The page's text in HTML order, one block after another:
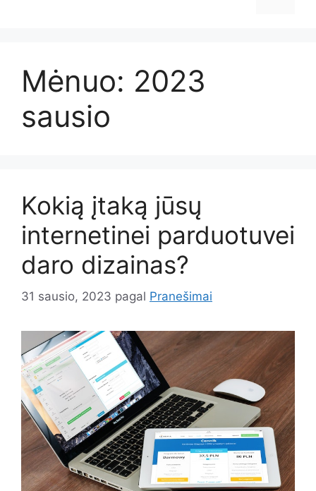
Mėnuo: 2023
sausio
Kokią įtaką jūsų
internetinei parduotuvei
daro dizainas?
31 sausio, 2023 pagal Pranešimai